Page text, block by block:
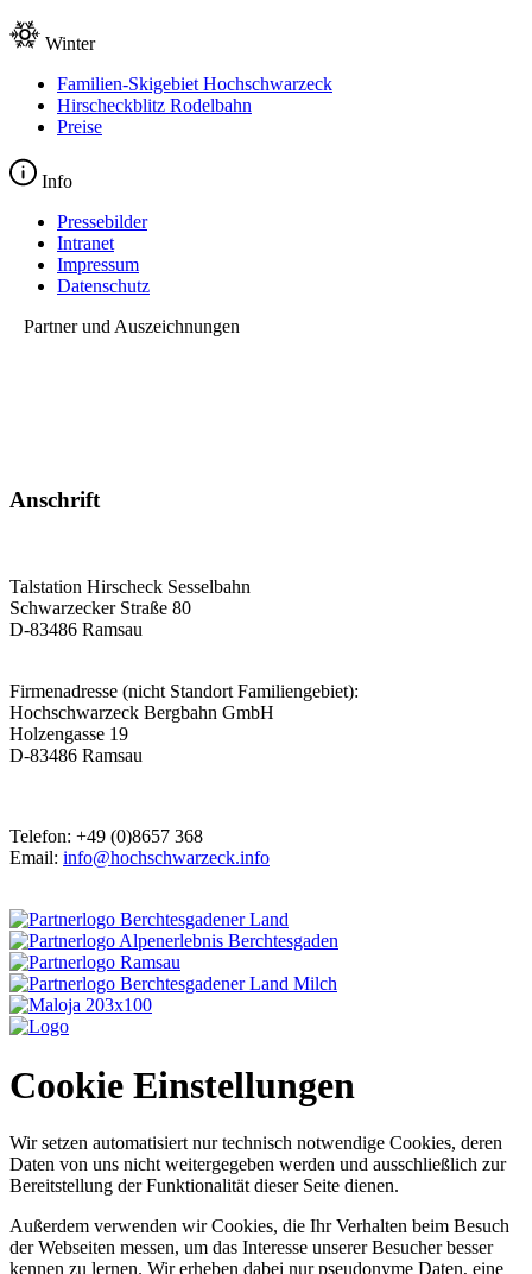
Winter
Familien-Skigebiet Hochschwarzeck
Hirscheckblitz Rodelbahn
Preise
Info
Pressebilder
Intranet
Impressum
Datenschutz
Partner und Auszeichnungen
Anschrift
Talstation Hirscheck Sesselbahn
Schwarzecker Straße 80
D-83486 Ramsau
Firmenadresse (nicht Standort Familiengebiet):
Hochschwarzeck Bergbahn GmbH
Holzengasse 19
D-83486 Ramsau
Telefon: +49 (0)8657 368
Email: info@hochschwarzeck.info
Cookie Einstellungen
Wir setzen automatisiert nur technisch notwendige Cookies, deren
Daten von uns nicht weitergegeben werden und ausschließlich zur
Bereitstellung der Funktionalität dieser Seite dienen.
Außerdem verwenden wir Cookies, die Ihr Verhalten beim Besuch
der Webseiten messen, um das Interesse unserer Besucher besser
kennen zu lernen. Wir erheben dabei nur pseudonyme Daten, eine